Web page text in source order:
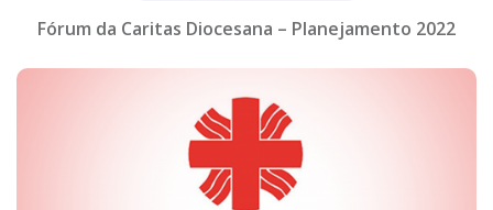
Fórum da Caritas Diocesana – Planejamento 2022